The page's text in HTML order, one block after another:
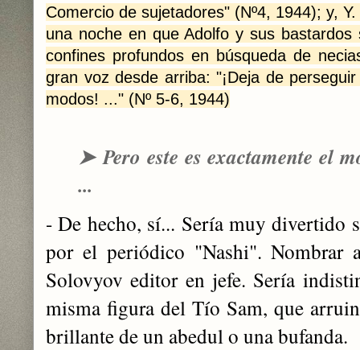
Comercio de sujetadores" (Nº4, 1944); y,
una noche en que Adolfo y sus
confines profundos en búsqueda de
gran voz desde arriba: "¡Deja de
modos! ..." (Nº 5-6, 1944)
➤Pero este es exactamente el
...
- De hecho, sí... Sería muy divertido
por el periódico "Nashi". Nombrar
Solovyov editor en jefe. Sería
misma figura del Tío Sam, que
brillante de un abedul o una bufanda.